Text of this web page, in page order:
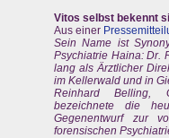
Vitos selbst bekennt
Aus einer
Sein Name ist
Psychiatrie Haina: Dr.
lang als Ärztlicher
im Kellerwald und in
Reinhard Belling,
bezeichnete die
Gegenentwurf zur
forensischen